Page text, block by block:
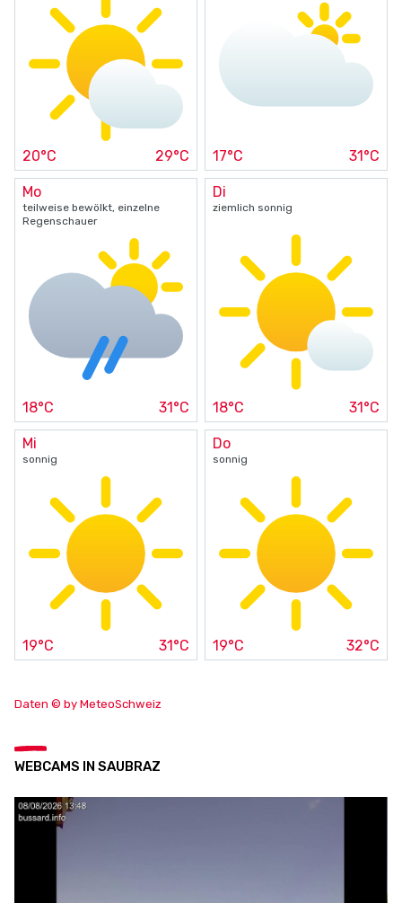
20°C 29°C 17°C 31°C
Mo
teilweise bewölkt, einzelne
Regenschauer
18°C 31°C
Di
ziemlich sonnig
18°C 31°C
Mi
sonnig
19°C 31°C
Do
sonnig
19°C 32°C
Daten © by MeteoSchweiz
WEBCAMS IN SAUBRAZ